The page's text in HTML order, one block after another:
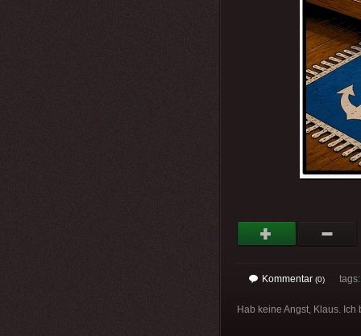
Kommentar (0)
Hab keine Angst, Klaus.